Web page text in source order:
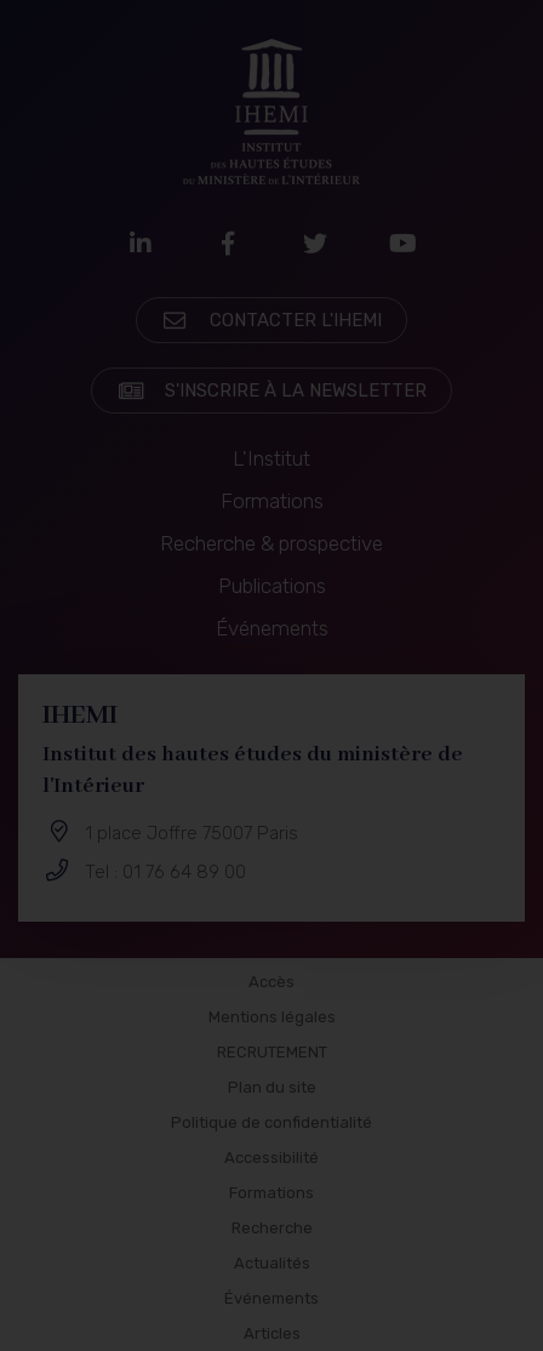
LinkedInFacebookTwitterYoutube
CONTACTER L'IHEMI
S'INSCRIRE À LA NEWSLETTER
Navigation
L'Institut
Formations
Recherche & prospective
Publications
Événements
IHEMI
Institut des hautes études du ministère de
l'Intérieur
1 place Joffre 75007 Paris
Tel : 01 76 64 89 00
Accès
Mentions légales
RECRUTEMENT
Plan du site
Politique de confidentialité
Accessibilité
Formations
Recherche
Actualités
Événements
Articles